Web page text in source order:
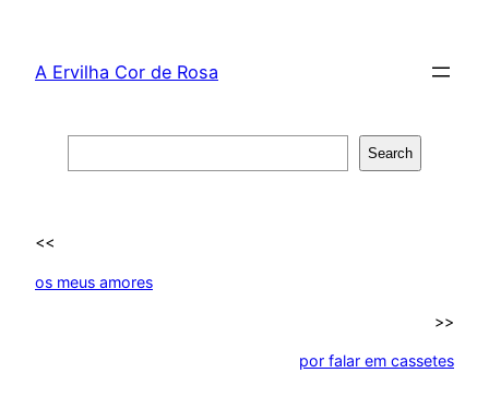
content
A Ervilha Cor de Rosa
Search
<<
os meus amores
>>
por falar em cassetes